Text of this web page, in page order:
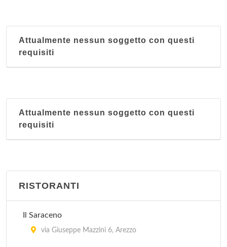
Attualmente nessun soggetto con questi
requisiti
Attualmente nessun soggetto con questi
requisiti
RISTORANTI
Il Saraceno
via Giuseppe Mazzini 6, Arezzo